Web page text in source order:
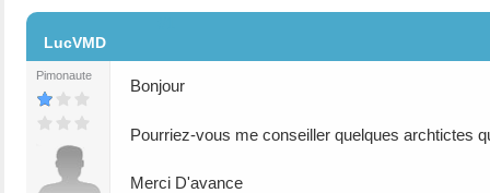
LucVMD
Pimonaute
Bonjour
Pourriez-vous me conseiller quelques archtictes
Merci D'avance